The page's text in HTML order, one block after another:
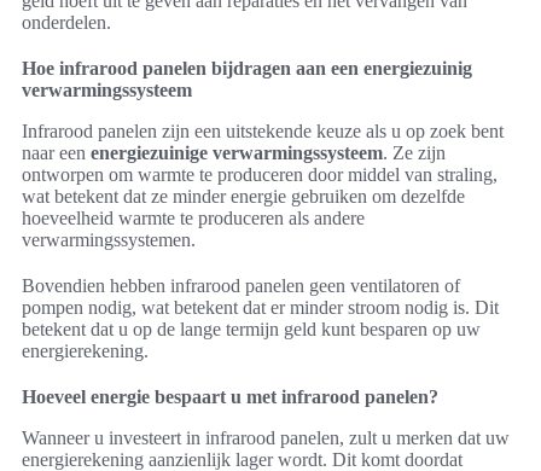
onderdelen.
Hoe infrarood panelen bijdragen aan een energiezuinig
verwarmingssysteem
Infrarood panelen zijn een uitstekende keuze als u op zoek bent
naar een energiezuinige verwarmingssysteem. Ze zijn
ontworpen om warmte te produceren door middel van straling,
wat betekent dat ze minder energie gebruiken om dezelfde
hoeveelheid warmte te produceren als andere
verwarmingssystemen.
Bovendien hebben infrarood panelen geen ventilatoren of
pompen nodig, wat betekent dat er minder stroom nodig is. Dit
betekent dat u op de lange termijn geld kunt besparen op uw
energierekening.
Hoeveel energie bespaart u met infrarood panelen?
Wanneer u investeert in infrarood panelen, zult u merken dat uw
energierekening aanzienlijk lager wordt. Dit komt doordat